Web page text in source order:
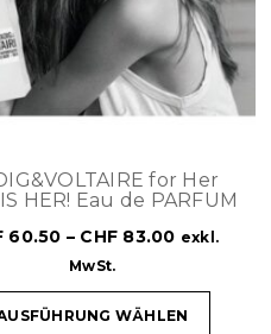
for Her
HER! Eau de PARFUM
60.50 – CHF 83.00 exkl.
MwSt.
WÄHLEN